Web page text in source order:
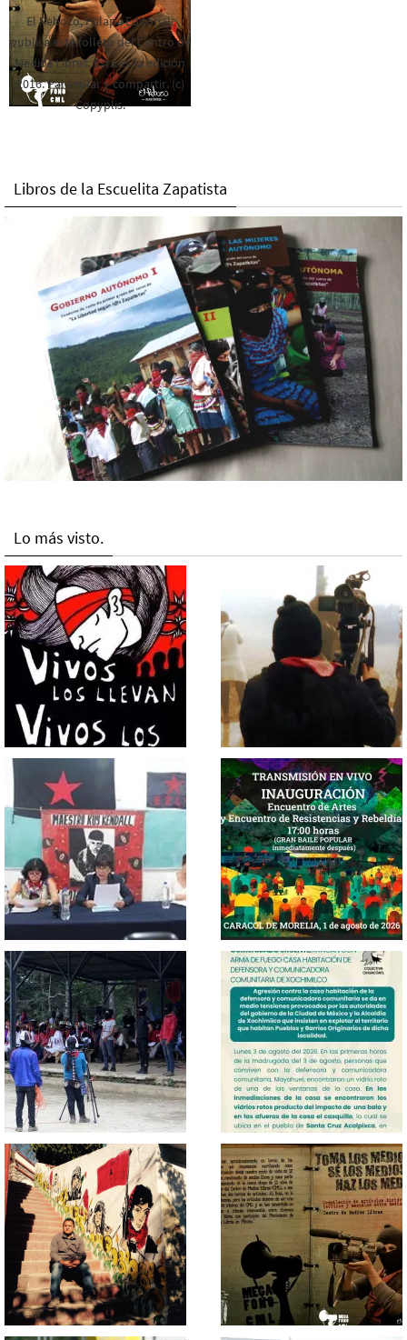
El Rebozo, Palapa Editorial,
publica este folleto del Centro de
Medios Libres. Esta es la edición
2016. Para rolar y compartir. (c)
Copyplis.
Libros de la Escuelita Zapatista
Lo más visto.